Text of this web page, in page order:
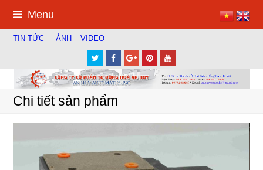
Menu
TIN TỨC ẢNH – VIDEO
TwitterFacebook
Google
Plus
Pinterest
Chi tiết sản phẩm